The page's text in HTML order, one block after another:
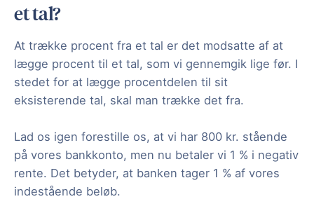
et tal?
At trække procent fra et tal er det modsatte af at
lægge procent til et tal, som vi gennemgik lige før. I
stedet for at lægge procentdelen til sit
eksisterende tal, skal man trække det fra.
Lad os igen forestille os, at vi har 800 kr. stående
på vores bankkonto, men nu betaler vi 1 % i negativ
rente. Det betyder, at banken tager 1 % af vores
indestående beløb.